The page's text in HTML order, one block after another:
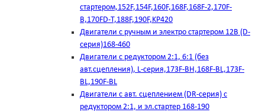
стартером,152F,154F,160F,168F,168F-2,170F-
B,170FD-T,188F,190F,KP420
Двигатели с ручным и электро стартером 12В (D-
серия)168-460
Двигатели с редуктором 2:1, 6:1 (без
авт.сцепления), L-серия,173F-BH,168F-BL,173F-
BL,190F-BL
Двигатели с авт. сцеплением (DR-серия) с
редуктором 2:1, и эл.стартер 168-190